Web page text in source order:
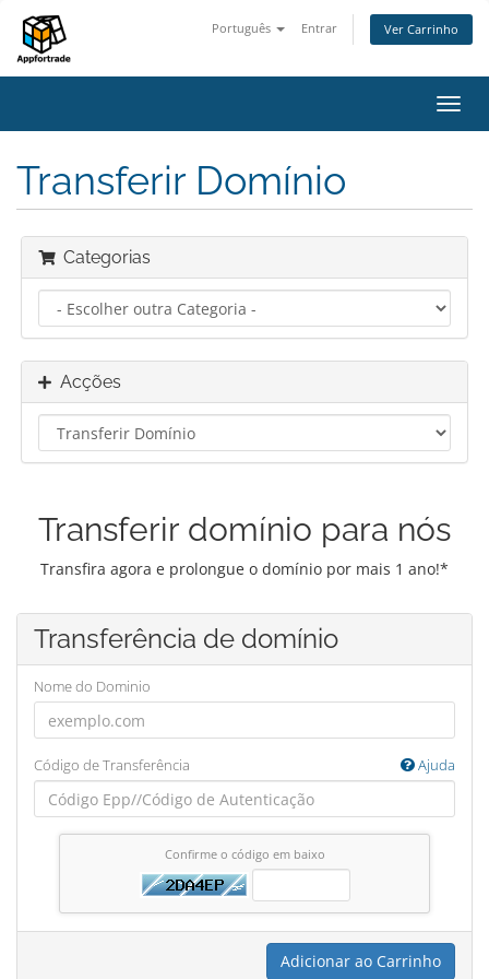
Português Entrar Ver Carrinho
Transferir Domínio
Categorias
Acções
Transferir domínio para nós
Transfira agora e prolongue o domínio por mais 1 ano!*
Transferência de domínio
Nome do Dominio
Código de Transferência Ajuda
Confirme o código em baixo
Adicionar ao Carrinho